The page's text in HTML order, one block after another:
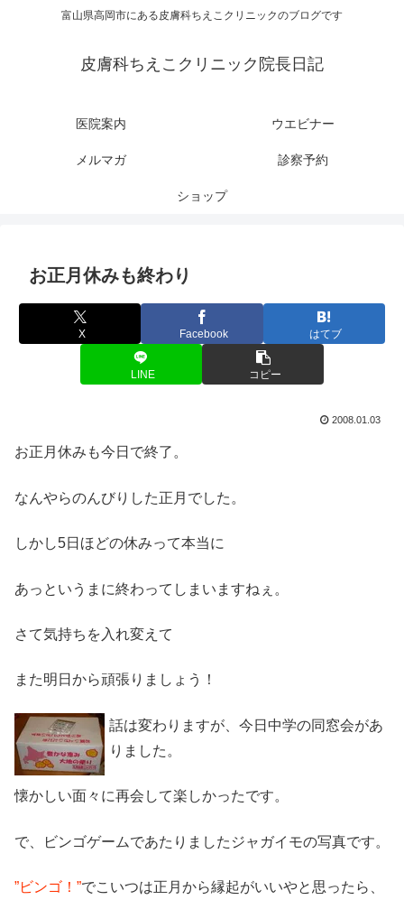
富山県高岡市にある皮膚科ちえこクリニックのブログです
皮膚科ちえこクリニック院長日記
医院案内 ウエビナー
メルマガ 診察予約
ショップ
お正月休みも終わり
X Facebook はてブ
LINE コピー
2008.01.03
お正月休みも今日で終了。
なんやらのんびりした正月でした。
しかし5日ほどの休みって本当に
あっというまに終わってしまいますねぇ。
さて気持ちを入れ変えて
また明日から頑張りましょう！
話は変わりますが、今日中学の同窓会があ
りました。
懐かしい面々に再会して楽しかったです。
で、ビンゴゲームであたりましたジャガイモの写真です。
”ビンゴ！”でこいつは正月から縁起がいいやと思ったら、